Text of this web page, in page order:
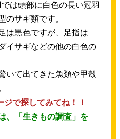
では頭部に白色の長い冠羽
のサギ類です。
は黒色ですが、 足指は
イサギなどの他の白色の
いて出てきた魚類や甲殻
ジで探してみてね！！
、「 生きもの調査 」を